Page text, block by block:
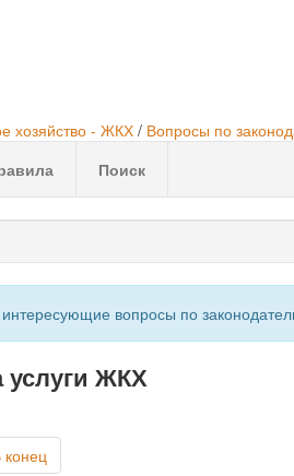
хозяйство - ЖКХ / Вопросы по
Поиск
интересующие вопросы по
услуги ЖКХ
конец